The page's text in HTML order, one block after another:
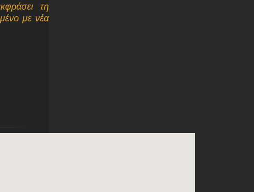
τη
με νέα